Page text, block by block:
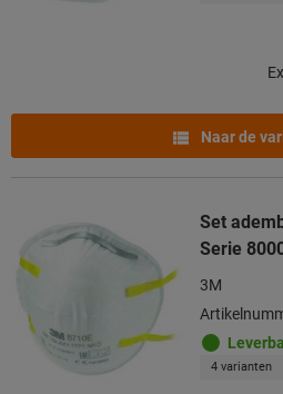
Naar de
Set
Serie
3M
4 varianten